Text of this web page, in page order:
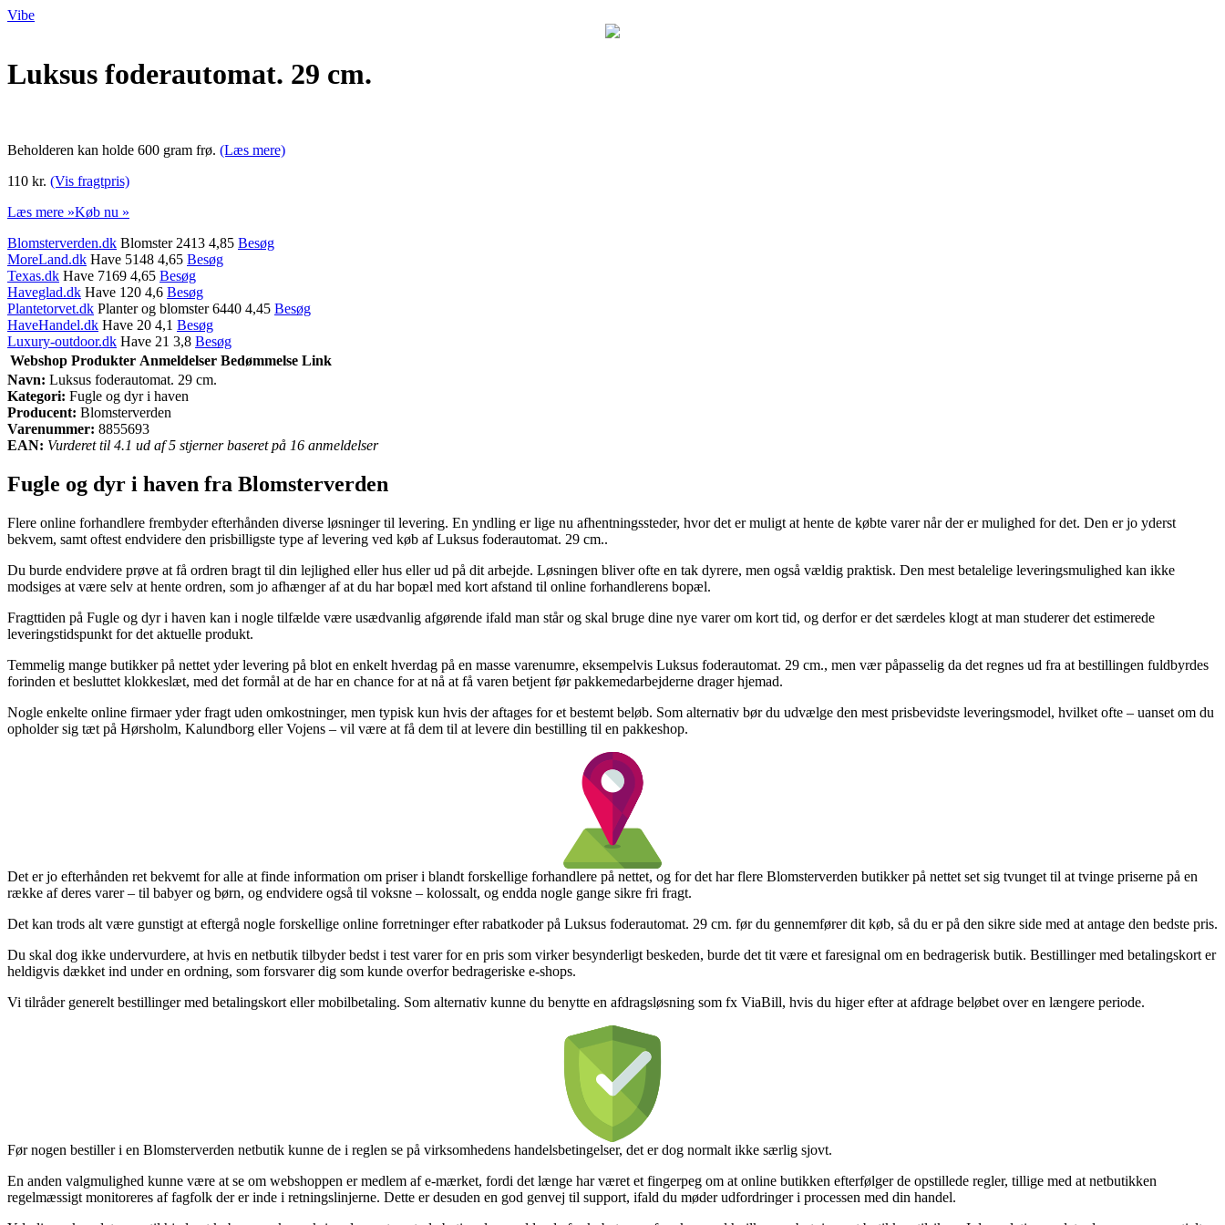
Vibe
Luksus foderautomat. 29 cm.
Beholderen kan holde 600 gram frø. (Læs mere)
110 kr. (Vis fragtpris)
Læs mere »Køb nu »
Blomsterverden.dk Blomster 2413 4,85 Besøg
MoreLand.dk Have 5148 4,65 Besøg
Texas.dk Have 7169 4,65 Besøg
Haveglad.dk Have 120 4,6 Besøg
Plantetorvet.dk Planter og blomster 6440 4,45 Besøg
HaveHandel.dk Have 20 4,1 Besøg
Luxury-outdoor.dk Have 21 3,8 Besøg
Webshop Produkter Anmeldelser Bedømmelse Link
Navn: Luksus foderautomat. 29 cm.
Kategori: Fugle og dyr i haven
Producent: Blomsterverden
Varenummer: 8855693
EAN: Vurderet til 4.1 ud af 5 stjerner baseret på 16 anmeldelser
Fugle og dyr i haven fra Blomsterverden
Flere online forhandlere frembyder efterhånden diverse løsninger til levering. En yndling er lige nu afhentningssteder, hvor det er muligt at hente de købte varer når der er mulighed for det. Den er jo yderst
bekvem, samt oftest endvidere den prisbilligste type af levering ved køb af Luksus foderautomat. 29 cm..
Du burde endvidere prøve at få ordren bragt til din lejlighed eller hus eller ud på dit arbejde. Løsningen bliver ofte en tak dyrere, men også vældig praktisk. Den mest betalelige leveringsmulighed kan ikke
modsiges at være selv at hente ordren, som jo afhænger af at du har bopæl med kort afstand til online forhandlerens bopæl.
Fragttiden på Fugle og dyr i haven kan i nogle tilfælde være usædvanlig afgørende ifald man står og skal bruge dine nye varer om kort tid, og derfor er det særdeles klogt at man studerer det estimerede
leveringstidspunkt for det aktuelle produkt.
Temmelig mange butikker på nettet yder levering på blot en enkelt hverdag på en masse varenumre, eksempelvis Luksus foderautomat. 29 cm., men vær påpasselig da det regnes ud fra at bestillingen fuldbyrdes
forinden et besluttet klokkeslæt, med det formål at de har en chance for at nå at få varen betjent før pakkemedarbejderne drager hjemad.
Nogle enkelte online firmaer yder fragt uden omkostninger, men typisk kun hvis der aftages for et bestemt beløb. Som alternativ bør du udvælge den mest prisbevidste leveringsmodel, hvilket ofte – uanset om du
opholder sig tæt på Hørsholm, Kalundborg eller Vojens – vil være at få dem til at levere din bestilling til en pakkeshop.
Det er jo efterhånden ret bekvemt for alle at finde information om priser i blandt forskellige forhandlere på nettet, og for det har flere Blomsterverden butikker på nettet set sig tvunget til at tvinge priserne på en
række af deres varer – til babyer og børn, og endvidere også til voksne – kolossalt, og endda nogle gange sikre fri fragt.
Det kan trods alt være gunstigt at eftergå nogle forskellige online forretninger efter rabatkoder på Luksus foderautomat. 29 cm. før du gennemfører dit køb, så du er på den sikre side med at antage den bedste pris.
Du skal dog ikke undervurdere, at hvis en netbutik tilbyder bedst i test varer for en pris som virker besynderligt beskeden, burde det tit være et faresignal om en bedragerisk butik. Bestillinger med betalingskort er
heldigvis dækket ind under en ordning, som forsvarer dig som kunde overfor bedrageriske e-shops.
Vi tilråder generelt bestillinger med betalingskort eller mobilbetaling. Som alternativ kunne du benytte en afdragsløsning som fx ViaBill, hvis du higer efter at afdrage beløbet over en længere periode.
Før nogen bestiller i en Blomsterverden netbutik kunne de i reglen se på virksomhedens handelsbetingelser, det er dog normalt ikke særlig sjovt.
En anden valgmulighed kunne være at se om webshoppen er medlem af e-mærket, fordi det længe har været et fingerpeg om at online butikken efterfølger de opstillede regler, tillige med at netbutikken
regelmæssigt monitoreres af fagfolk der er inde i retningslinjerne. Dette er desuden en god genvej til support, ifald du møder udfordringer i processen med din handel.